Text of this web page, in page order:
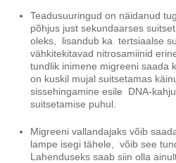
Teadusuuringud on näidanud
põhjus just sekundaarses
oleks, lisandub ka tertsiaalse
vähkitekitavad nitrosamiinid
tundlik inimene migreeni saada
on kuskil mujal suitsetamas
sissehingamine esile DNA-
suitsetamise puhul.
Migreeni vallandajaks võib
lampe isegi tähele, võib see
Lahenduseks saab siin olla